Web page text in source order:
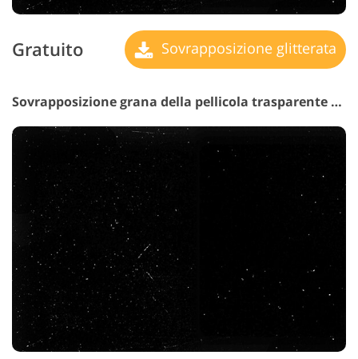
Gratuito Sovrapposizione glitterata
Sovrapposizione grana della pellicola trasparente n. 16 "Cherished Moments"